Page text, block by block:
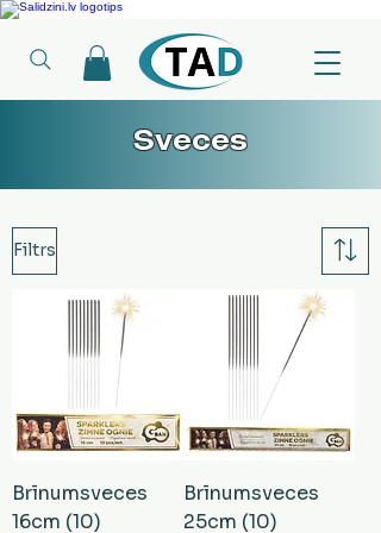
Ledusskapji, Sadzīves tehnika, Smaržas,
Sveces
Filtrs
Brīnumsveces
16cm (10)
Brīnumsveces
25cm (10)